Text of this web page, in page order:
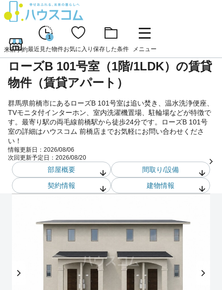
来店予約
1
最近見た物件お気に入り 保存した条件 メニュー
ローズB 101号室（1階/1LDK）の賃貸
物件（賃貸アパート）
群馬県前橋市にあるローズB 101号室は追い焚き、温水洗浄便座、
TVモニタ付インターホン、室内洗濯機置場、駐輪場などが特徴で
す。最寄り駅の両毛線前橋駅から徒歩24分です。ローズB 101号
室の詳細はハウスコム 前橋店までお気軽にお問い合わせくださ
い！
情報更新日： 2026/08/06
次回更新予定日： 2026/08/20
部屋概要
間取り/設備
契約情報
建物情報